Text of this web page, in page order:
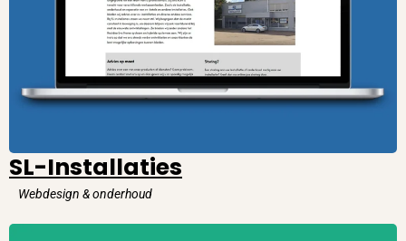
SL-Installaties
Webdesign & onderhoud